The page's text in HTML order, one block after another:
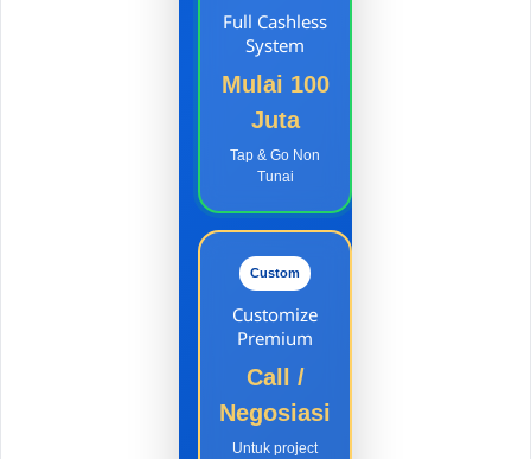
Full Cashless
System
Mulai 100
Juta
Tap & Go Non
Tunai
Custom
Customize
Premium
Call /
Negosiasi
Untuk project